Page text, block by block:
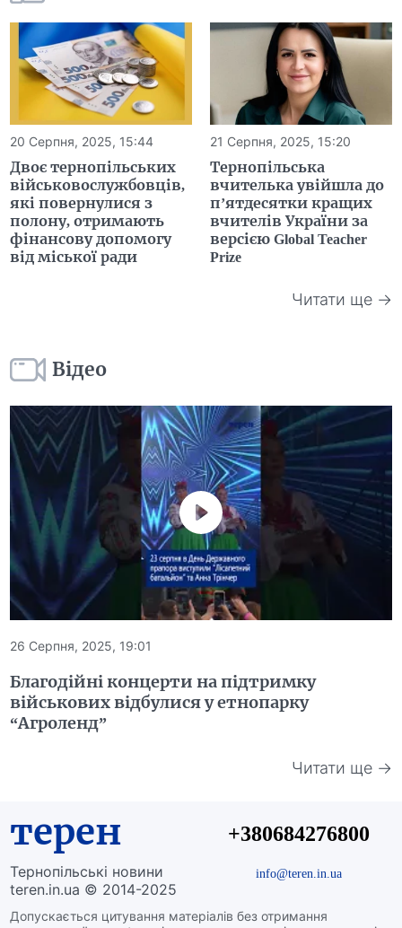
20 Серпня, 2025, 15:44
Двоє тернопільських
військовослужбовців,
які повернулися з
полону, отримають
фінансову допомогу
від міської ради
21 Серпня, 2025, 15:20
Тернопільська
вчителька увійшла до
п’ятдесятки кращих
вчителів України за
версією Global Teacher
Prize
Читати ще →
Відео
26 Серпня, 2025, 19:01
Благодійні концерти на підтримку
військових відбулися у етнопарку
“Агроленд”
Читати ще →
терен
Тернопільські новини
teren.in.ua © 2014-2025
Допускається цитування матеріалів без отримання
+380684276800
info@teren.in.ua